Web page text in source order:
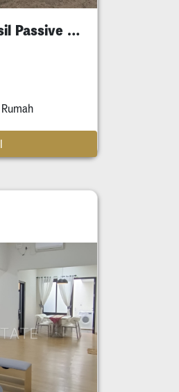
Jalan Arjuno Komersil Passive Income Tersewa
| Rumah